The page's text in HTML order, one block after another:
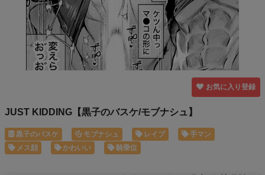
お気に入り登録
JUST KIDDING【黒子のバスケ/モブナシュ】
黒子のバスケ モブナシュ レイプ
手マン
メス顔
かわいい 騎乗位